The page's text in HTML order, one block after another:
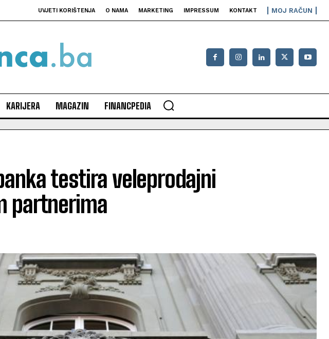
UVJETI KORIŠTENJA O NAMA MARKETING IMPRESSUM KONTAKT MOJ RAČUN
KARIJERA MAGAZIN FINANCPEDIA
testira veleprodajni
partnerima